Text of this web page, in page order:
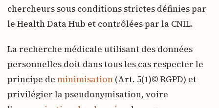
chercheurs sous conditions strictes définies par
le Health Data Hub et contrôlées par la CNIL.
La recherche médicale utilisant des données
personnelles doit dans tous les cas respecter le
principe de minimisation (Art. 5(1)© RGPD) et
privilégier la pseudonymisation, voire